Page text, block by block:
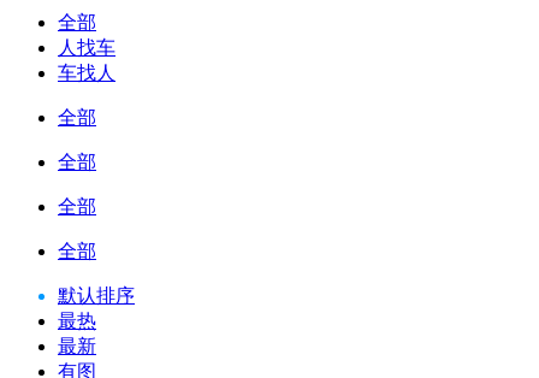
全部
人找车
车找人
全部
全部
全部
全部
默认排序
最热
最新
有图